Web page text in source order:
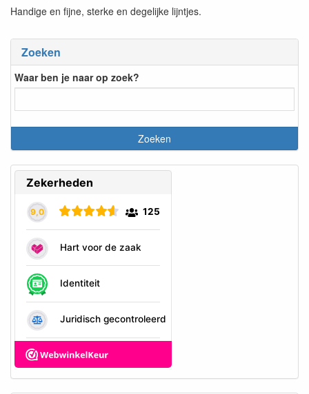
Zoeken
Waar ben je naar op zoek?
Handige en fijne, sterke en degelijke lijntjes.